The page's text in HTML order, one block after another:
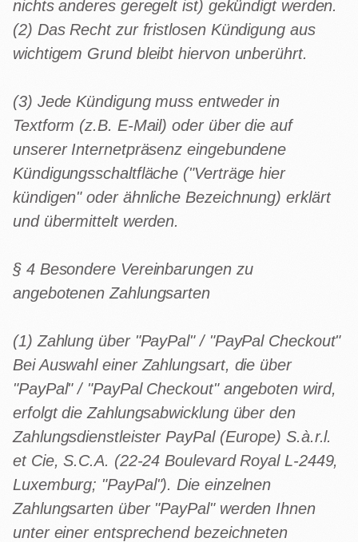
nichts anderes geregelt ist) gekündigt werden.
(2) Das Recht zur fristlosen Kündigung aus
wichtigem Grund bleibt hiervon unberührt.
(3) Jede Kündigung muss entweder in
Textform (z.B. E-Mail) oder über die auf
unserer Internetpräsenz eingebundene
Kündigungsschaltfläche ("Verträge hier
kündigen" oder ähnliche Bezeichnung) erklärt
und übermittelt werden.
§ 4 Besondere Vereinbarungen zu
angebotenen Zahlungsarten
(1) Zahlung über "PayPal" / "PayPal Checkout"
Bei Auswahl einer Zahlungsart, die über
"PayPal" / "PayPal Checkout" angeboten wird,
erfolgt die Zahlungsabwicklung über den
Zahlungsdienstleister PayPal (Europe) S.à.r.l.
et Cie, S.C.A. (22-24 Boulevard Royal L-2449,
Luxemburg; "PayPal"). Die einzelnen
Zahlungsarten über "PayPal" werden Ihnen
unter einer entsprechend bezeichneten